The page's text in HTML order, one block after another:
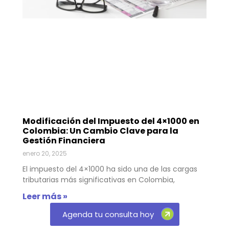
Modificación del Impuesto del 4×1000 en
Colombia: Un Cambio Clave para la
Gestión Financiera
enero 20, 2025
El impuesto del 4×1000 ha sido una de las cargas
tributarias más significativas en Colombia,
Leer más »
Agenda tu consulta hoy